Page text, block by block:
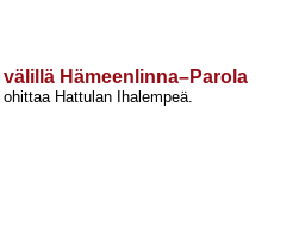
välillä Hämeenlinna–Parola
Hattulan Ihalempeä.